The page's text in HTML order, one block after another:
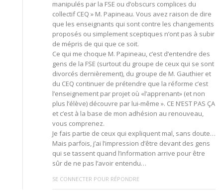
manipulés par la FSE ou d’obscurs complices du
collectif CEQ » M. Papineau. Vous avez raison de dire
que les enseignants qui sont contre les changements
proposés ou simplement sceptiques n’ont pas à subir
de mépris de qui que ce soit.
Ce qui me choque M. Papineau, c’est d’entendre des
gens de la FSE (surtout du groupe de ceux qui se sont
divorcés dernièrement), du groupe de M. Gauthier et
du CEQ continuer de prétendre que la réforme c’est
l’enseignement par projet où «l’apprenant» (et non
plus l’élève) découvre par lui-même ». CE N’EST PAS ÇA
et c’est à la base de mon adhésion au renouveau,
vous comprenez.
Je fais partie de ceux qui expliquent mal, sans doute…
Mais parfois, j’ai l’impression d’être devant des gens
qui se tassent quand l’information arrive pour être
sûr de ne pas l’avoir entendu…
SE CONNECTER POUR RÉPONDRE